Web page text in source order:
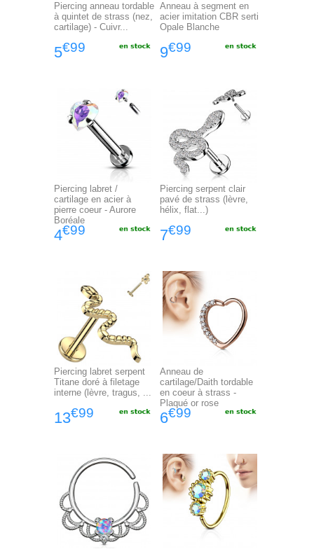
Piercing anneau tordable
à quintet de strass (nez,
cartilage) - Cuivr...
5€99
Anneau à segment en
acier imitation CBR serti
Opale Blanche
9€99
Piercing labret /
cartilage en acier à
pierre coeur - Aurore
Boréale
4€99
Piercing serpent clair
pavé de strass (lèvre,
hélix, flat...)
7€99
Piercing labret serpent
Titane doré à filetage
interne (lèvre, tragus, ...
13€99
Anneau de
cartilage/Daith tordable
en coeur à strass -
Plaqué or rose
6€99